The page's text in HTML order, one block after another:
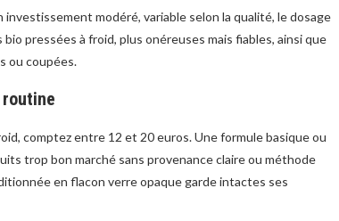
modéré, variable selon la qualité, le dosage
pressées à froid, plus onéreuses mais fiables, ainsi que
ou coupées.
comptez entre 12 et 20 euros. Une formule basique ou
trop bon marché sans provenance claire ou méthode
en flacon verre opaque garde intactes ses